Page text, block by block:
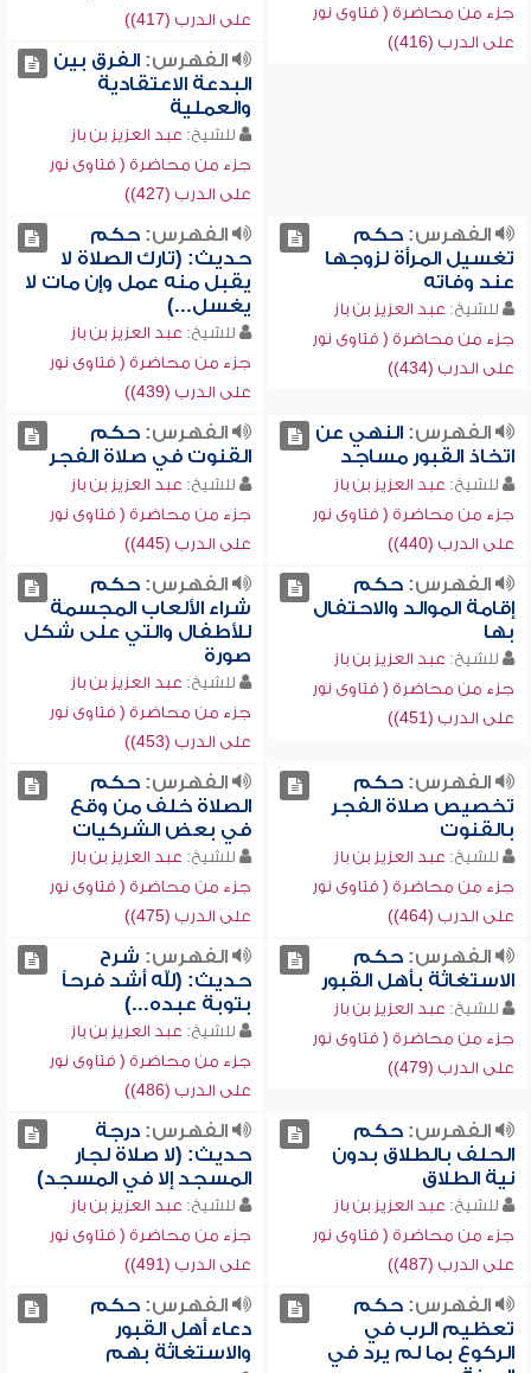
جزء من محاضرة ( فتاوى نور
على الدرب (416))
على الدرب (417))
الفهرس:الفرق بين
البدعة الاعتقادية
والعملية
للشيخ: عبد العزيز بن باز
جزء من محاضرة ( فتاوى نور
على الدرب (427))
الفهرس:حكم
تغسيل المرأة لزوجها
عند وفاته
للشيخ: عبد العزيز بن باز
جزء من محاضرة ( فتاوى نور
على الدرب (434))
الفهرس:حكم
حديث: (تارك الصلاة لا
يقبل منه عمل وإن مات لا
يغسل...)
للشيخ: عبد العزيز بن باز
جزء من محاضرة ( فتاوى نور
على الدرب (439))
الفهرس:النهي عن
اتخاذ القبور مساجد
للشيخ: عبد العزيز بن باز
جزء من محاضرة ( فتاوى نور
على الدرب (440))
الفهرس:حكم
القنوت في صلاة الفجر
للشيخ: عبد العزيز بن باز
جزء من محاضرة ( فتاوى نور
على الدرب (445))
الفهرس:حكم
إقامة الموالد والاحتفال
بها
للشيخ: عبد العزيز بن باز
جزء من محاضرة ( فتاوى نور
على الدرب (451))
الفهرس:حكم
شراء الألعاب المجسمة
للأطفال والتي على شكل
صورة
للشيخ: عبد العزيز بن باز
جزء من محاضرة ( فتاوى نور
على الدرب (453))
الفهرس:حكم
تخصيص صلاة الفجر
بالقنوت
للشيخ: عبد العزيز بن باز
جزء من محاضرة ( فتاوى نور
على الدرب (464))
الفهرس:حكم
الصلاة خلف من وقع
في بعض الشركيات
للشيخ: عبد العزيز بن باز
جزء من محاضرة ( فتاوى نور
على الدرب (475))
الفهرس:حكم
الاستغاثة بأهل القبور
للشيخ: عبد العزيز بن باز
جزء من محاضرة ( فتاوى نور
على الدرب (479))
الفهرس: شرح
حديث: (لله أشد فرحاً
بتوبة عبده...)
للشيخ: عبد العزيز بن باز
جزء من محاضرة ( فتاوى نور
على الدرب (486))
الفهرس:حكم
الحلف بالطلاق بدون
نية الطلاق
للشيخ: عبد العزيز بن باز
جزء من محاضرة ( فتاوى نور
على الدرب (487))
الفهرس:درجة
حديث: (لا صلاة لجار
المسجد إلا في المسجد)
للشيخ: عبد العزيز بن باز
جزء من محاضرة ( فتاوى نور
على الدرب (491))
الفهرس:حكم
تعظيم الرب في
الركوع بما لم يرد في
الفهرس:حكم
دعاء أهل القبور
والاستغاثة بهم